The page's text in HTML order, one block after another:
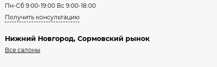
Пн-Сб 9:00-19:00 Вс 9:00-18:00
Получить консультацию
Нижний Новгород, Сормовский рынок
Все салоны